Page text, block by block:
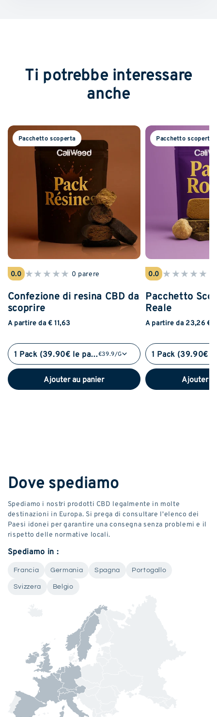
Ti potrebbe interessare
anche
Pacchetto scoperta
0.0 ★★★★★ 0 parere
Confezione di resina CBD da
scoprire
A partire da € 11,63
1 Pack (39.90€ le pack)€39.9/G
Ajouter au panier
Pacchetto scoperta
0.0 ★★★★★
Pacchetto
Reale
A partire da 23,26 €
Ajouter
Dove spediamo
Spediamo i nostri prodotti CBD legalmente in molte
destinazioni in Europa. Si prega di consultare l'elenco dei
Paesi idonei per garantire una consegna senza problemi e il
rispetto delle normative locali.
Spediamo in :
Francia Germania Spagna Portogallo
Svizzera Belgio